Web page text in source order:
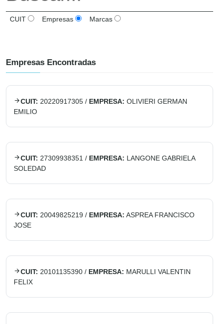
CUIT Empresas Marcas
Empresas Encontradas
CUIT: 20220917305 / EMPRESA: OLIVIERI GERMAN
EMILIO
CUIT: 27309938351 / EMPRESA: LANGONE GABRIELA
SOLEDAD
CUIT: 20049825219 / EMPRESA: ASPREA FRANCISCO
JOSE
CUIT: 20101135390 / EMPRESA: MARULLI VALENTIN
FELIX